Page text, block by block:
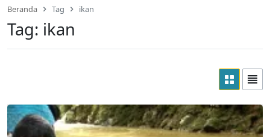
Beranda Tag ikan
Tag: ikan